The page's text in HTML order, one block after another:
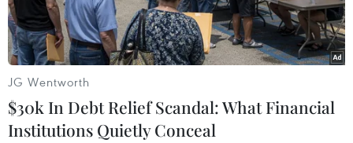
JG Wentworth
$30k In Debt Relief Scandal: What Financial
Institutions Quietly Conceal